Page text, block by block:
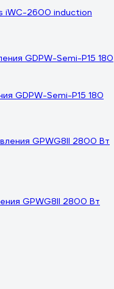
iWC-2600 induction
GDPW-Semi-P15 180
GPWG8II 2800 Вт